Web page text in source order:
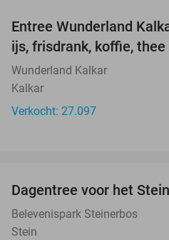
Entree Wunderland
ijs, frisdrank, koffie,
Wunderland Kalkar
Kalkar
Verkocht: 27.097
Dagentree voor het
Belevenispark Steinerbos
Stein